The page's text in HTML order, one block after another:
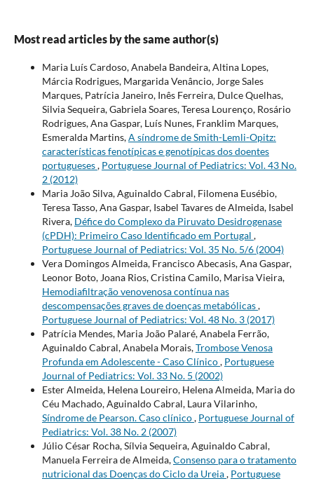
Most read articles by the same author(s)
Maria Luís Cardoso, Anabela Bandeira, Altina Lopes,
Márcia Rodrigues, Margarida Venâncio, Jorge Sales
Marques, Patrícia Janeiro, Inês Ferreira, Dulce Quelhas,
Silvia Sequeira, Gabriela Soares, Teresa Lourenço, Rosário
Rodrigues, Ana Gaspar, Luís Nunes, Franklim Marques,
Esmeralda Martins,A síndrome de Smith-Lemli-Opitz:
características fenotípicas e genotípicas dos doentes
portugueses, Portuguese Journal of Pediatrics: Vol. 43 No.
2 (2012)
Maria João Silva, Aguinaldo Cabral, Filomena Eusébio,
Teresa Tasso, Ana Gaspar, Isabel Tavares de Almeida, Isabel
Rivera, Défice do Complexo da Piruvato Desidrogenase
(cPDH): Primeiro Caso Identificado em Portugal ,
Portuguese Journal of Pediatrics: Vol. 35 No. 5/6 (2004)
Vera Domingos Almeida, Francisco Abecasis, Ana Gaspar,
Leonor Boto, Joana Rios, Cristina Camilo, Marisa Vieira,
Hemodiafiltração venovenosa contínua nas
descompensações graves de doenças metabólicas,
Portuguese Journal of Pediatrics: Vol. 48 No. 3 (2017)
Patrícia Mendes, Maria João Palaré, Anabela Ferrão,
Aguinaldo Cabral, Anabela Morais,Trombose Venosa
Profunda em Adolescente - Caso Clínico, Portuguese
Journal of Pediatrics: Vol. 33 No. 5 (2002)
Ester Almeida, Helena Loureiro, Helena Almeida, Maria do
Céu Machado, Aguinaldo Cabral, Laura Vilarinho,
Síndrome de Pearson. Caso clínico, Portuguese Journal of
Pediatrics: Vol. 38 No. 2 (2007)
Júlio César Rocha, Sílvia Sequeira, Aguinaldo Cabral,
Manuela Ferreira de Almeida,Consenso para o tratamento
nutricional das Doenças do Ciclo da Ureia, Portuguese